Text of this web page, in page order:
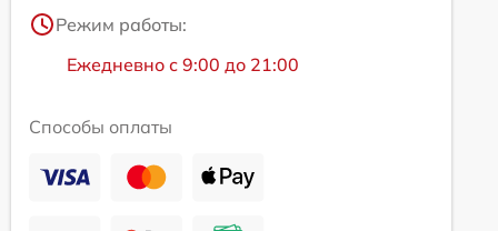
Режим работы:
Ежедневно с 9:00 до 21:00
Способы оплаты